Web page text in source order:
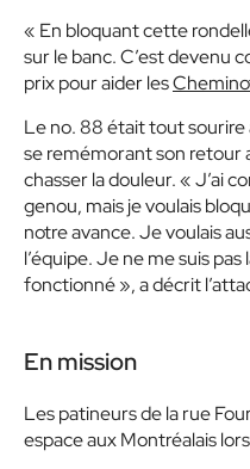
« En bloquant cette
sur le banc. C’est devenu
prix pour aider les
Le no. 88 était tout sourire
se remémorant son retour
chasser la douleur. « J’ai
genou, mais je voulais
notre avance. Je voulais
l’équipe. Je ne me suis pas
fonctionné », a décrit
En mission
Les patineurs de la rue
espace aux Montréalais